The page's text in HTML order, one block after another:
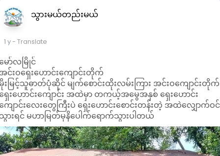
သွားမယ်တည်းမယ်
1 y- Translate
ော်လမြိုင်
င်းဝ​ရှေး​ဟောင်း​ကျောင်းတိုက်
းမြင့်သူဓာတ်ပုံဆိုင် မျက်စောင်းထိုးလမ်းကြား အင်းဝကျောင်းတိုက်
ေးဟောင်းကျောင်း အထဲမှာ တကယ့်အမွေအနှစ် ရှေးဟောင်း
ျောင်းလေးတွေကြီးပဲ ရှေးဟောင်းစောင်းတန်းတဲ့ အထဲလျှောက်ဝင်
ားရင် မဟာမြတ်မုနိပေါက်ရောက်သွားပါတယ်